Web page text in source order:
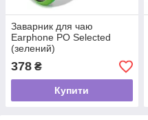
Заварник для чаю
Earphone PO Selected
(зелений)
378 ₴
Купити